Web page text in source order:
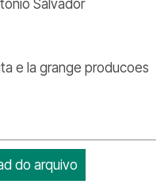
Salvador
e la grange producoes
do arquivo